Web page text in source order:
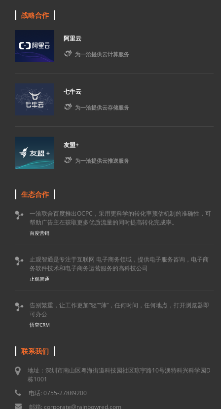
战略合作
阿里云
 为一洽提供云计算服务
七牛云
 为一洽提供云存储服务
友盟+
 为一洽提供云推送服务
生态合作

一洽联合百度推出OCPC，采用更科学的转化率预估机制的准确性，可
帮助广告主在获取更多优质流量的同时提高转化完成率。
百度营销

止观智通是专注于互联网 电子商务领域，提供电子服务咨询，电子商
务软件技术和电子商务运营服务的高科技公司
止观智通

告别繁重，让工作更加“轻”“薄”，任何时间，任何地点，打开浏览器即
可办公
悟空CRM
联系我们
地址：深圳市南山区粤海街道科技园社区琼宇路10号澳特科兴科学园D
栋1001
电话: 0755-27889200
邮箱: corporate@rainbowred.com